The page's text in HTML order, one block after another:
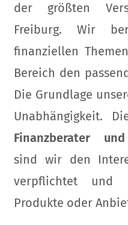
der größten
Freiburg. Wir
finanziellen
Bereich den
Die Grundlage
Unabhängigkeit.
Finanzberater
sind wir den
verpflichtet und
Produkte oder